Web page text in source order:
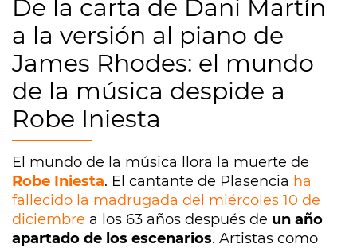
De la carta de Dani Martín
a la versión al piano de
James Rhodes: el mundo
de la música despide a
Robe Iniesta
El mundo de la música llora la muerte de
Robe Iniesta. El cantante de Plasencia ha
fallecido la madrugada del miércoles 10 de
diciembre a los 63 años después de un año
apartado de los escenarios. Artistas como